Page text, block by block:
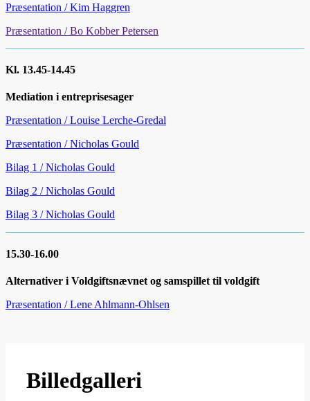
Præsentation / Kim Haggren
Præsentation / Bo Kobber Petersen
Kl. 13.45-14.45
Mediation i entreprisesager
Præsentation / Louise Lerche-Gredal
Præsentation / Nicholas Gould
Bilag 1 / Nicholas Gould
Bilag 2 / Nicholas Gould
Bilag 3 / Nicholas Gould
15.30-16.00
Alternativer i Voldgiftsnævnet og samspillet til voldgift
Præsentation / Lene Ahlmann-Ohlsen
Billedgalleri